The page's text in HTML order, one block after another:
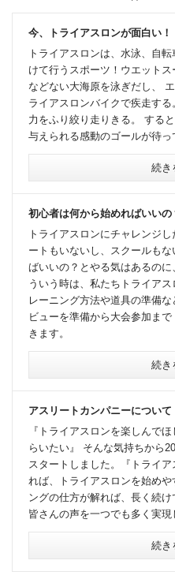
今、トライアスロンが面白い！
トライアスロンは、水泳、自
けて行うスポーツ！ウエット
などない大海原を泳ぎだし、
ライアスロンバイクで疾走す
力をふり絞り走りきる。 する
与えられる感動のゴールが待っ
続き
初心者は何から始めればいいの
トライアスロンにチャレンジ
ートもいないし、スクールも
ばいいの？とやる気はあるの
ういう時は、私たちトライア
レーニング方法や道具の準備
ビューを準備から大会参加ま
きます。
続き
アスリートカンパニーについて
『トライアスロンを楽しんで
らいたい』 そんな気持ちから
スタートしました。『トライ
れば、トライアスロンを始め
ングの仕方が解れば、長く続
皆さんの声を一つでも多く実現
続き